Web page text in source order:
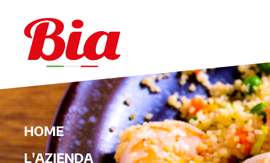
HOME
L'AZIENDA